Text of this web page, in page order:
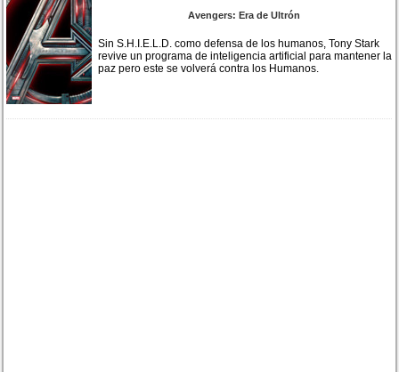
Avengers: Era de Ultrón
Sin S.H.I.E.L.D. como defensa de los humanos, Tony Stark
revive un programa de inteligencia artificial para mantener la
paz pero este se volverá contra los Humanos.